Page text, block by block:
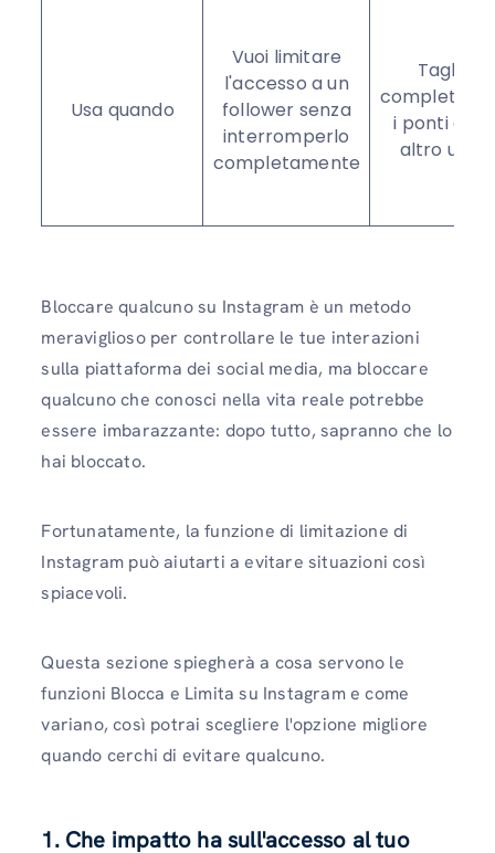
Usa quando
Vuoi limitare
l'accesso a un
follower senza
interromperlo
completamente
Tagliare
i ponti con
altro
Bloccare qualcuno su Instagram è un metodo
meraviglioso per controllare le tue interazioni
sulla piattaforma dei social media, ma bloccare
qualcuno che conosci nella vita reale potrebbe
essere imbarazzante: dopo tutto, sapranno che lo
hai bloccato.
Fortunatamente, la funzione di limitazione di
Instagram può aiutarti a evitare situazioni così
spiacevoli.
Questa sezione spiegherà a cosa servono le
funzioni Blocca e Limita su Instagram e come
variano, così potrai scegliere l'opzione migliore
quando cerchi di evitare qualcuno.
1. Che impatto ha sull'accesso al tuo